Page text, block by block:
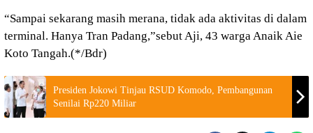
“Sampai sekarang masih merana, tidak ada aktivitas di dalam
terminal. Hanya Tran Padang,”sebut Aji, 43 warga Anaik Aie
Koto Tangah.(*/Bdr)
Presiden Jokowi Tinjau RSUD Komodo, Pembangunan
Senilai Rp220 Miliar